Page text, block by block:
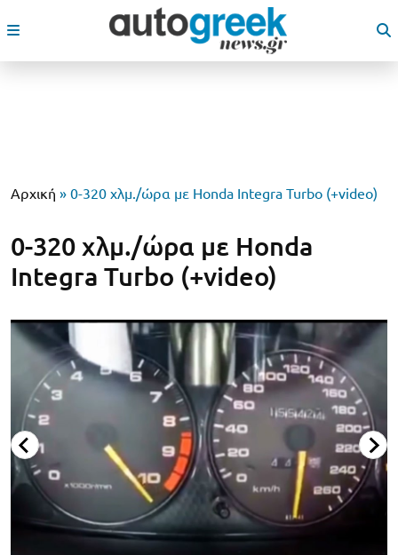
Αρχική » 0-320 χλμ./ώρα με Honda Integra Turbo (+video)
0-320 χλμ./ώρα με Honda
Integra Turbo (+video)